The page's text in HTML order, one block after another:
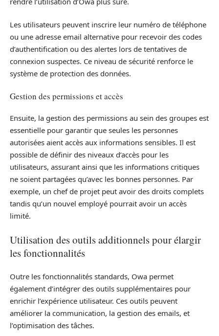
Les utilisateurs peuvent inscrire leur numéro de téléphone
ou une adresse email alternative pour recevoir des codes
d’authentification ou des alertes lors de tentatives de
connexion suspectes. Ce niveau de sécurité renforce le
système de protection des données.
Gestion des permissions et accès
Ensuite, la gestion des permissions au sein des groupes est
essentielle pour garantir que seules les personnes
autorisées aient accès aux informations sensibles. Il est
possible de définir des niveaux d’accès pour les
utilisateurs, assurant ainsi que les informations critiques
ne soient partagées qu’avec les bonnes personnes. Par
exemple, un chef de projet peut avoir des droits complets
tandis qu’un nouvel employé pourrait avoir un accès
limité.
Utilisation des outils additionnels pour élargir
les fonctionnalités
Outre les fonctionnalités standards, Owa permet
également d’intégrer des outils supplémentaires pour
enrichir l’expérience utilisateur. Ces outils peuvent
améliorer la communication, la gestion des emails, et
l’optimisation des tâches.